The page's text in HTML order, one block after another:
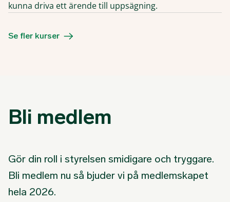
kunna driva ett ärende till uppsägning.
Se fler kurser
Bli medlem
Gör din roll i styrelsen smidigare och tryggare.
Bli medlem nu så bjuder vi på medlemskapet
hela 2026.